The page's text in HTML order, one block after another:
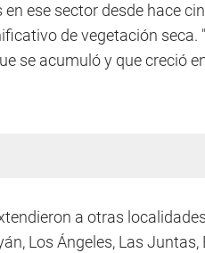
ese sector desde hace
de vegetación seca.
se acumuló y que creció
a otras
Los Ángeles, Las Juntas,